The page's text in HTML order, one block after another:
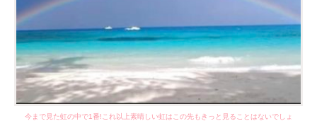
今まで見た虹の中で1番!これ以上素晴しい虹はこの先もきっと見ることはないでしょ